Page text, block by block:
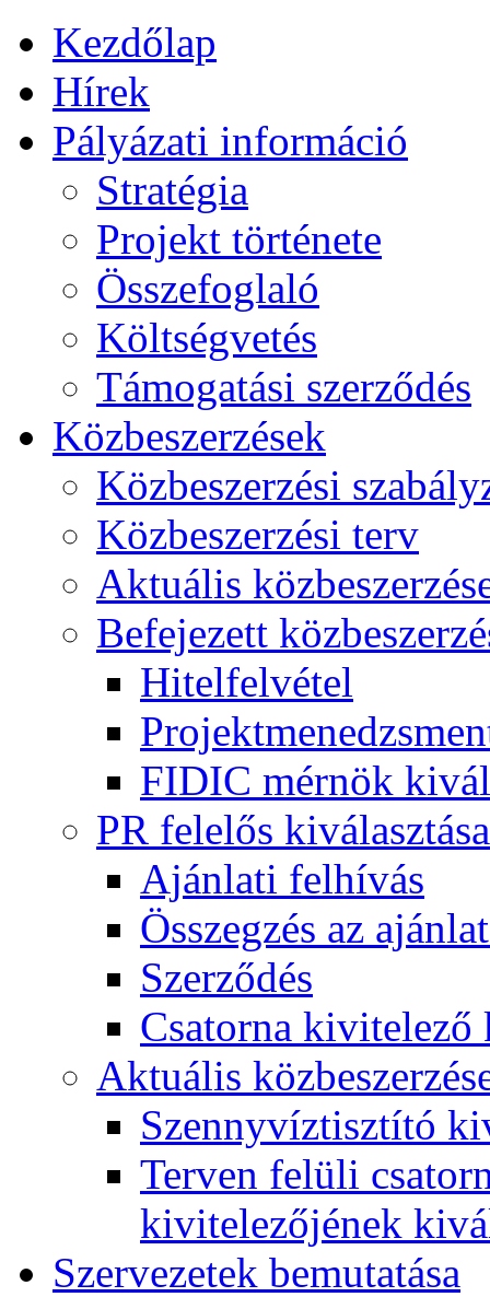
Kezdőlap
Hírek
Pályázati információ
Stratégia
Projekt története
Összefoglaló
Költségvetés
Támogatási szerződés
Közbeszerzések
Közbeszerzési
Közbeszerzési terv
Aktuális
Befejezett
Hitelfelvétel
FIDIC mérnök
PR felelős kiválasztása
Ajánlati felhívás
Összegzés az
Szerződés
Csatorna kivitelező
Aktuális
Szennyvíztisztító
Terven felüli
kivitelezőjének
Szervezetek bemutatása